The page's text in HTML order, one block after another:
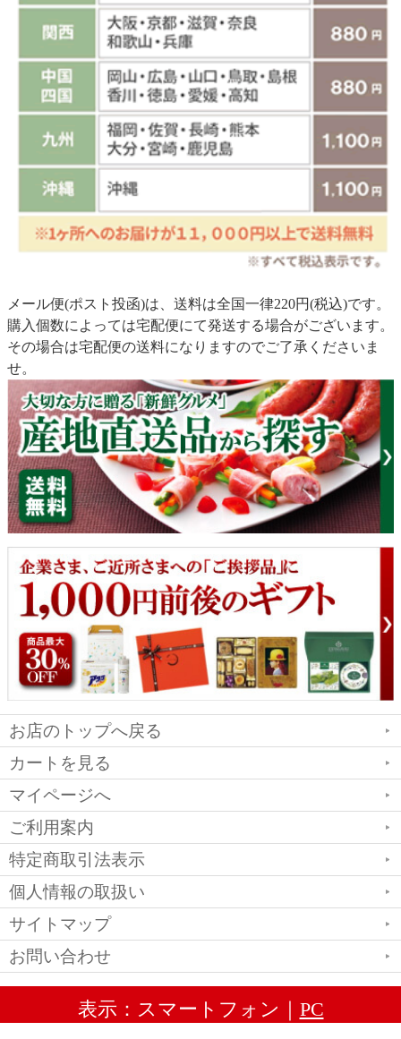
メール便(ポスト投函)は、送料は全国一律220円(税込)です。
購入個数によっては宅配便にて発送する場合がございます。
その場合は宅配便の送料になりますのでご了承くださいま
せ。
お店のトップへ戻る
カートを見る
マイページへ
ご利用案内
特定商取引法表示
個人情報の取扱い
サイトマップ
お問い合わせ
表示：スマートフォン｜ PC